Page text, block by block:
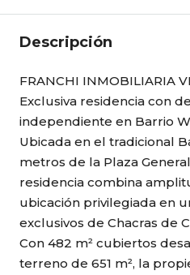
Descripción
FRANCHI INMOBILIARIA
Exclusiva residencia con
independiente en Barrio
Ubicada en el tradicional
metros de la Plaza
residencia combina
ubicación privilegiada en
exclusivos de Chacras de
Con 482 m² cubiertos
terreno de 651 m², la